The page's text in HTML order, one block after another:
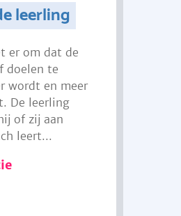
leerling
er om dat de
doelen te
wordt en meer
De leerling
of zij aan
leert...